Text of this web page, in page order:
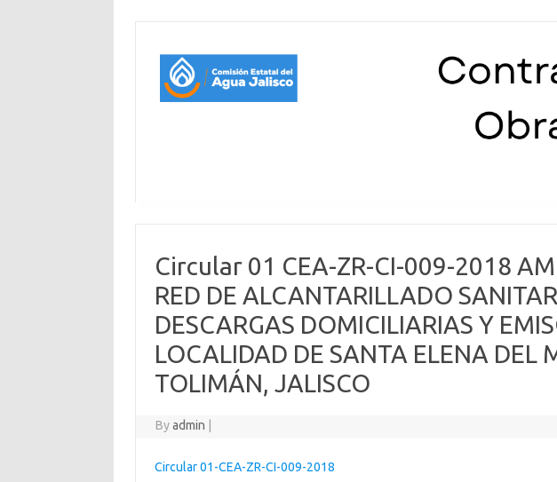
Circular 01 CEA-ZR-CI-009-2018
RED DE ALCANTARILLADO
DESCARGAS DOMICILIARIAS Y
LOCALIDAD DE SANTA ELENA DEL
TOLIMÁN, JALISCO
Byadmin
Circular 01-CEA-ZR-CI-009-2018